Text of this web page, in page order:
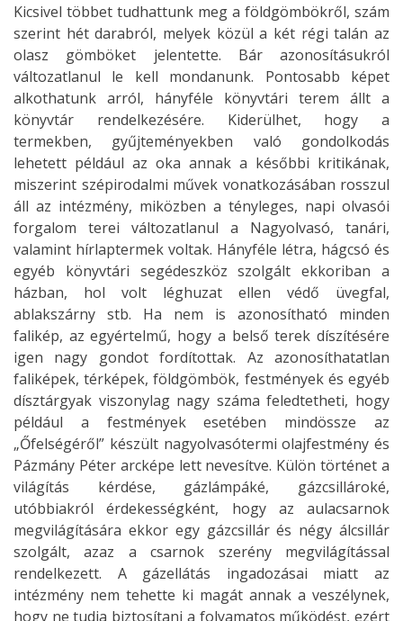
Kicsivel többet tudhattunk meg a földgömbökről, szám
szerint hét darabról, melyek közül a két régi talán az
olasz gömböket jelentette. Bár azonosításukról
változatlanul le kell mondanunk. Pontosabb képet
alkothatunk arról, hányféle könyvtári terem állt a
könyvtár rendelkezésére. Kiderülhet, hogy a
termekben, gyűjteményekben való gondolkodás
lehetett például az oka annak a későbbi kritikának,
miszerint szépirodalmi művek vonatkozásában rosszul
áll az intézmény, miközben a tényleges, napi olvasói
forgalom terei változatlanul a Nagyolvasó, tanári,
valamint hírlaptermek voltak. Hányféle létra, hágcsó és
egyéb könyvtári segédeszköz szolgált ekkoriban a
házban, hol volt léghuzat ellen védő üvegfal,
ablakszárny stb. Ha nem is azonosítható minden
falikép, az egyértelmű, hogy a belső terek díszítésére
igen nagy gondot fordítottak. Az azonosíthatatlan
faliképek, térképek, földgömbök, festmények és egyéb
dísztárgyak viszonylag nagy száma feledtetheti, hogy
például a festmények esetében mindössze az
„Őfelségéről” készült nagyolvasótermi olajfestmény és
Pázmány Péter arcképe lett nevesítve. Külön történet a
világítás kérdése, gázlámpáké, gázcsillároké,
utóbbiakról érdekességként, hogy az aulacsarnok
megvilágítására ekkor egy gázcsillár és négy álcsillár
szolgált, azaz a csarnok szerény megvilágítással
rendelkezett. A gázellátás ingadozásai miatt az
intézmény nem tehette ki magát annak a veszélynek,
hogy ne tudja biztosítani a folyamatos működést, ezért